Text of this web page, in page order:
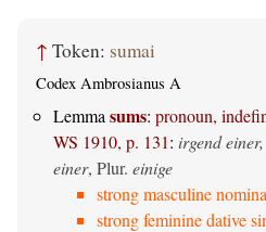
↑ Token: sumai
Codex Ambrosianus A
Lemma sums: pronoun,
WS 1910, p. 131: irgend
einer, Plur. einige
strong masculine
strong feminine dative